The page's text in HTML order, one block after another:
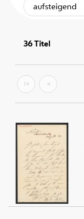
aufsteigend
36Titel